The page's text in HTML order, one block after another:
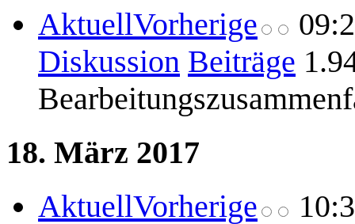
AktuellVorherige
Diskussion Beiträge
18. März 2017
AktuellVorherige